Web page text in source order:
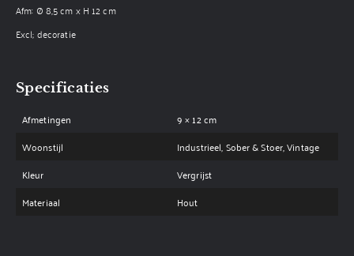
Afm: Ø 8,5 cm x H 12 cm
Excl; decoratie
Specificaties
Afmetingen
9 × 12 cm
Woonstijl
Industrieel, Sober & Stoer, Vintage
Kleur
Vergrijst
Materiaal
Hout